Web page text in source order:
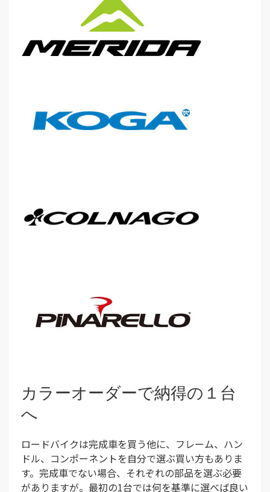
カラーオーダーで納得の１台
へ
ロードバイクは完成車を買う他に、フレーム、ハン
ドル、コンポーネントを自分で選ぶ買い方もありま
す。完成車でない場合、それぞれの部品を選ぶ必要
がありますが。最初の1台では何を基準に選べば良い